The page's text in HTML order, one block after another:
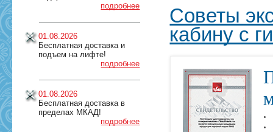
подробнее
01.08.2026
Бесплатная доставка и
подъем на лифте!
подробнее
01.08.2026
Бесплатная доставка в
пределах МКАД!
подробнее
Советы
кабину с